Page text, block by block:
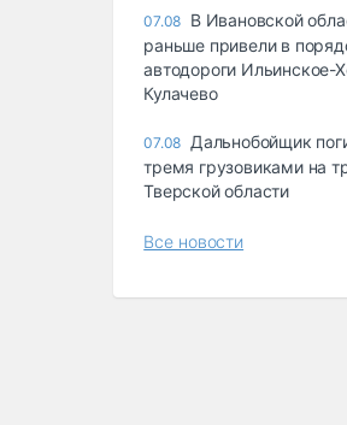
07.08 В Ивановской
раньше привели в
автодороги Ильинское-
Кулачево
07.08 Дальнобойщик
тремя грузовиками на
Тверской области
Все новости